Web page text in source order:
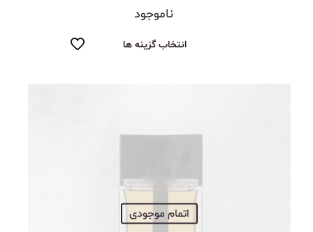
4.00
ناموجود
انتخاب گزینه ها
اتمام موجودی